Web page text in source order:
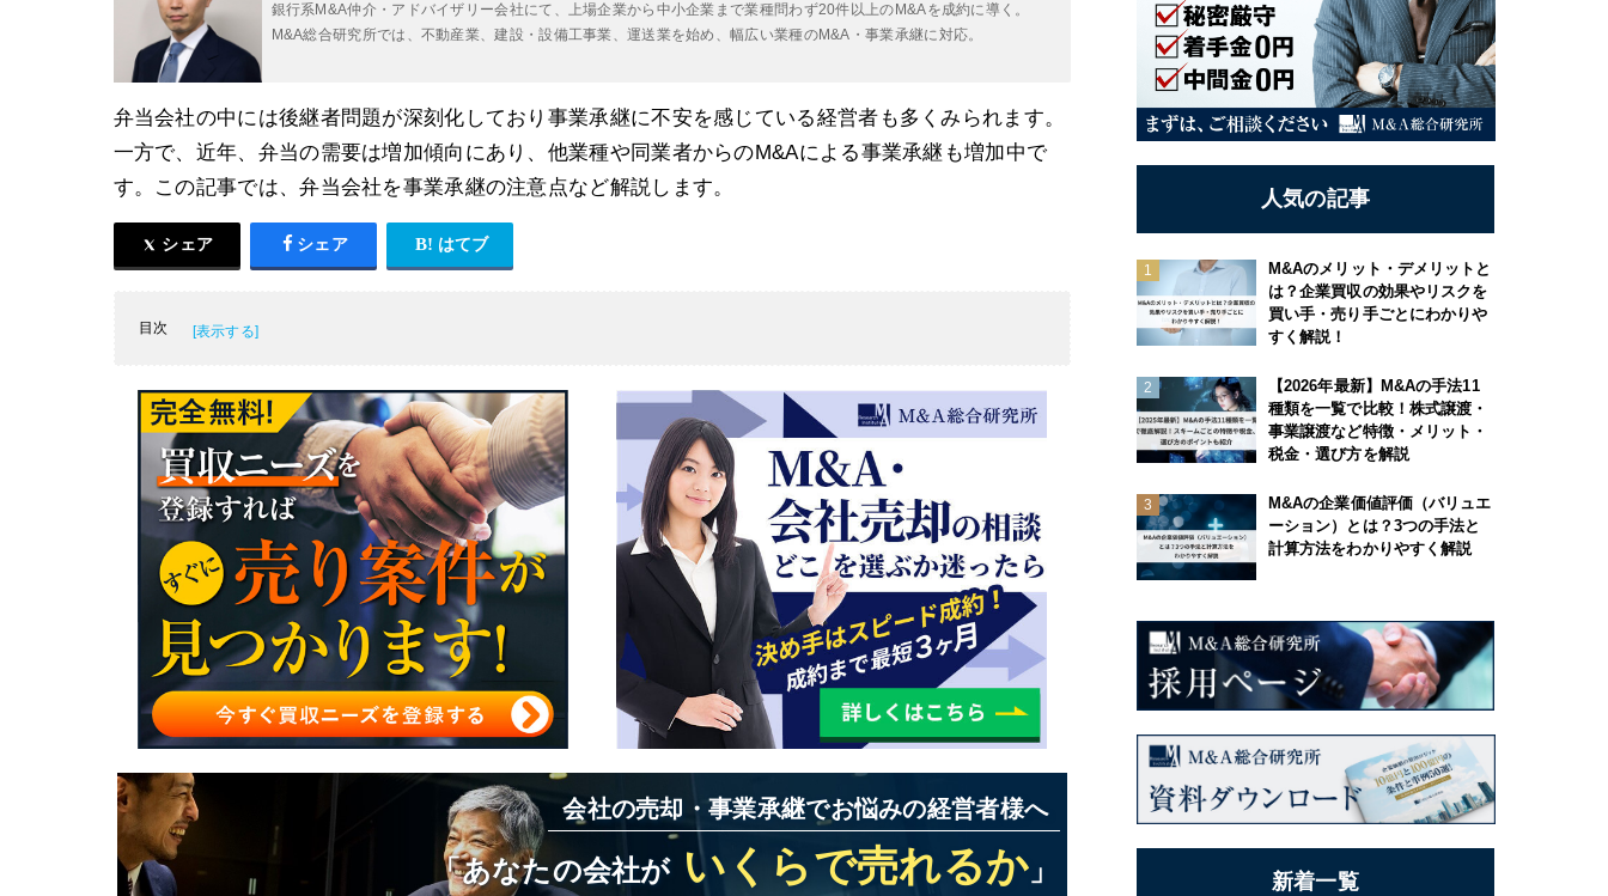
銀行系M&A仲介・アドバイザリー会社にて、上場企業から中小企業まで業種問わず20件以上のM&Aを成約に導く。
M&A総合研究所では、不動産業、建設・設備工事業、運送業を始め、幅広い業種のM&A・事業承継に対応。
弁当会社の中には後継者問題が深刻化しており事業承継に不安を感じている経営者も多くみられます。
一方で、近年、弁当の需要は増加傾向にあり、他業種や同業者からのM&Aによる事業承継も増加中で
す。この記事では、弁当会社を事業承継の注意点など解説します。
シェア シェア はてブ
目次
弁当会社の3つの事業承継方法
弁当会社の事業承継の相談先
弁当会社の事業承継の注意点
弁当会社の事業承継事例3選
弁当会社の事業承継まとめ
会社の売却・事業承継でお悩みの経営者様へ
「あなたの会社が いくらで売れるか 」
人気の記事
M&Aのメリット・デメリットと
は？企業買収の効果やリスクを
買い手・売り手ごとにわかりや
すく解説！
【2026年最新】M&Aの手法11
種類を一覧で比較！株式譲渡・
事業譲渡など特徴・メリット・
税金・選び方を解説
M&Aの企業価値評価（バリュエ
ーション）とは？3つの手法と
計算方法をわかりやすく解説
新着一覧